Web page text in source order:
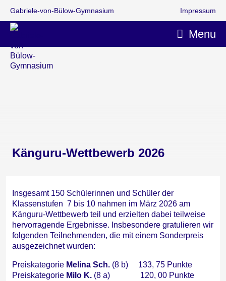
Gabriele-von-Bülow-Gymnasium Impressum
Menu
Känguru-Wettbewerb 2026
Insgesamt 150 Schülerinnen und Schüler der
Klassenstufen 7 bis 10 nahmen im März 2026 am
Känguru-Wettbewerb teil und erzielten dabei teilweise
hervorragende Ergebnisse. Insbesondere gratulieren wir
folgenden Teilnehmenden, die mit einem Sonderpreis
ausgezeichnet wurden:
Preiskategorie Melina Sch. (8 b) 133, 75 Punkte
Preiskategorie Milo K. (8 a) 120, 00 Punkte